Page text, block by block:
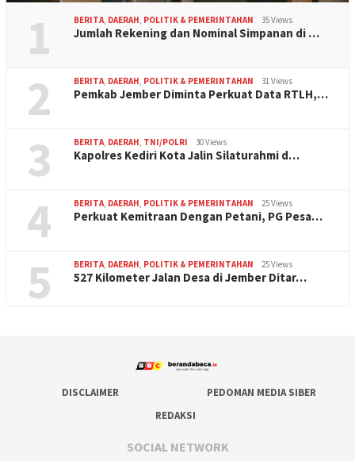
1 BERITA DAERAH POLITIK & PEMERINTAHAN 35 Views
Jumlah Rekening dan Nominal Simpanan di …
2 BERITA DAERAH POLITIK & PEMERINTAHAN 31 Views
Pemkab Jember Diminta Perkuat Data RTLH,…
3 BERITA DAERAH TNI/POLRI 30 Views
Kapolres Kediri Kota Jalin Silaturahmi d…
4 BERITA DAERAH POLITIK & PEMERINTAHAN 25 Views
Perkuat Kemitraan Dengan Petani, PG Pesa…
5 BERITA DAERAH POLITIK & PEMERINTAHAN 25 Views
527 Kilometer Jalan Desa di Jember Ditar…
DISCLAIMER
PEDOMAN MEDIA SIBER
REDAKSI
SOCIAL NETWORK